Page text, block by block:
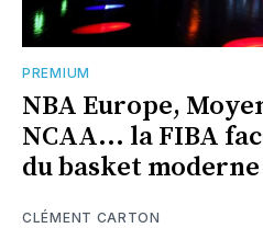
PREMIUM
NBA Europe,
NCAA... la FIBA
du basket moderne
CLÉMENT CARTON